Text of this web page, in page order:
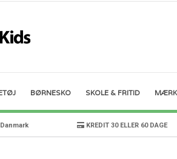
BØRNESKO SKOLE & FRITID
KREDIT 30 ELLER 60 DAGE